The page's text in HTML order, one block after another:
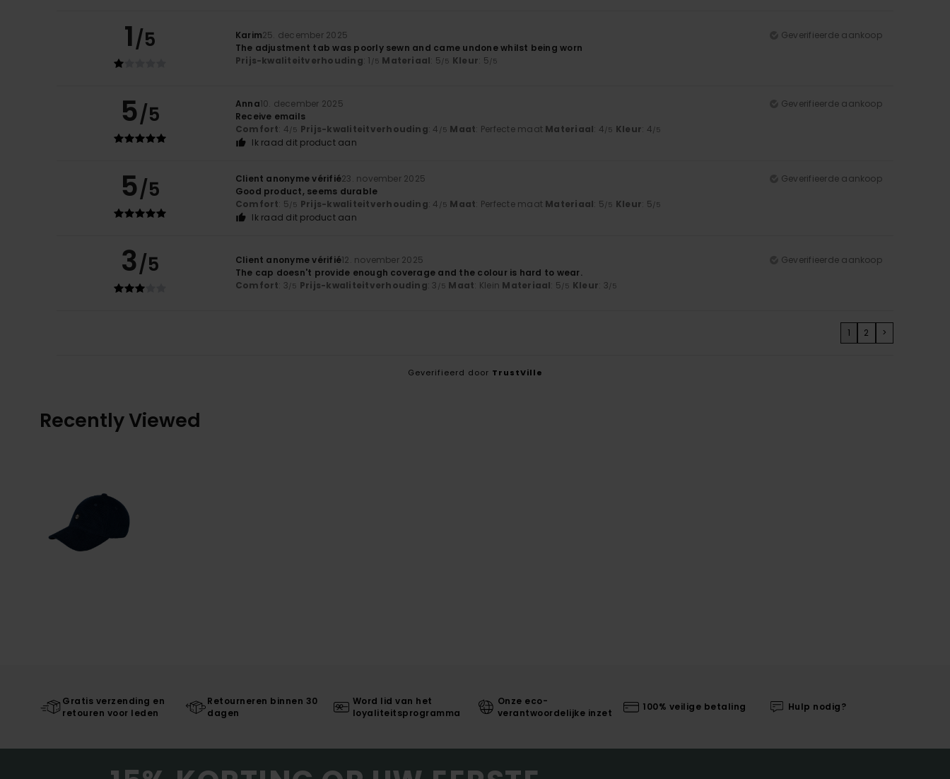
1/5 Karim25. december 2025
Geverifieerde aankoop
The adjustment tab was poorly sewn and came undone whilst being worn
Prijs-kwaliteitverhouding: 1 /5 Materiaal: 5/5 Kleur: 5/5
5/5 Anna10. december 2025
Geverifieerde aankoop
Receive emails
Comfort: 4/5 Prijs-kwaliteitverhouding: 4 /5 Maat: Perfecte maat Materiaal: 4/5 Kleur: 4/5
Ik raad dit product aan
5/5 Client anonyme vérifié23. november 2025
Geverifieerde aankoop
Good product, seems durable
Comfort: 5/5 Prijs-kwaliteitverhouding: 4 /5 Maat: Perfecte maat Materiaal: 5/5 Kleur: 5/5
Ik raad dit product aan
3/5 Client anonyme vérifié12. november 2025
Geverifieerde aankoop
The cap doesn't provide enough coverage and the colour is hard to wear.
Comfort: 3/5 Prijs-kwaliteitverhouding: 3 /5 Maat: Klein Materiaal: 5/5 Kleur: 3/5
1 2 >
Geverifieerd door TrustVille
Recently Viewed
Gratis verzending en
retouren voor leden
Retourneren binnen 30
dagen
Word lid van het
loyaliteitsprogramma
Onze eco-
verantwoordelijke inzet
100% veilige betaling Hulp nodig?